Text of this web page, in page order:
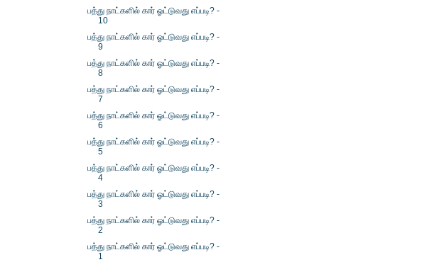
பத்து நாட்களில் கார் ஓட்டுவது எப்படி? -
10
பத்து நாட்களில் கார் ஓட்டுவது எப்படி? -
9
பத்து நாட்களில் கார் ஓட்டுவது எப்படி? -
8
பத்து நாட்களில் கார் ஓட்டுவது எப்படி? -
7
பத்து நாட்களில் கார் ஓட்டுவது எப்படி? -
6
பத்து நாட்களில் கார் ஓட்டுவது எப்படி? -
5
பத்து நாட்களில் கார் ஓட்டுவது எப்படி? -
4
பத்து நாட்களில் கார் ஓட்டுவது எப்படி? -
3
பத்து நாட்களில் கார் ஓட்டுவது எப்படி? -
2
பத்து நாட்களில் கார் ஓட்டுவது எப்படி? -
1